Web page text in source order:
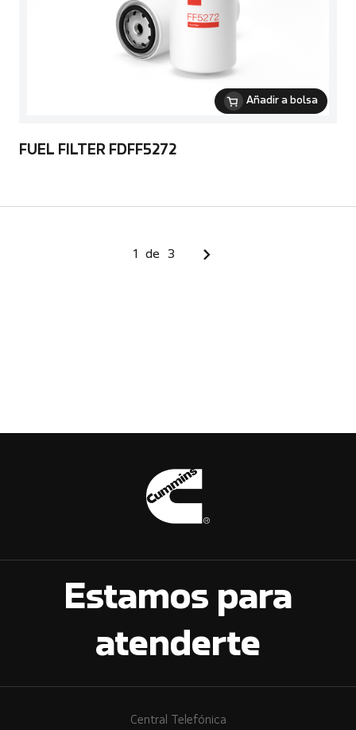
Añadir a bolsa
FUEL FILTER FDFF5272
1 de 3
Estamos para
atenderte
Central Telefónica